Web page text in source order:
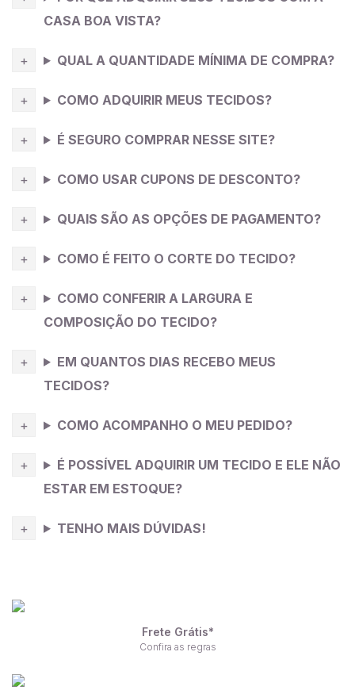
CASA BOA VISTA?
QUAL A QUANTIDADE MÍNIMA DE COMPRA?
COMO ADQUIRIR MEUS TECIDOS?
É SEGURO COMPRAR NESSE SITE?
COMO USAR CUPONS DE DESCONTO?
QUAIS SÃO AS OPÇÕES DE PAGAMENTO?
COMO É FEITO O CORTE DO TECIDO?
COMO CONFERIR A LARGURA E
COMPOSIÇÃO DO TECIDO?
EM QUANTOS DIAS RECEBO MEUS
TECIDOS?
COMO ACOMPANHO O MEU PEDIDO?
É POSSÍVEL ADQUIRIR UM TECIDO E ELE NÃO
ESTAR EM ESTOQUE?
TENHO MAIS DÚVIDAS!
Frete Grátis*
Confira as regras